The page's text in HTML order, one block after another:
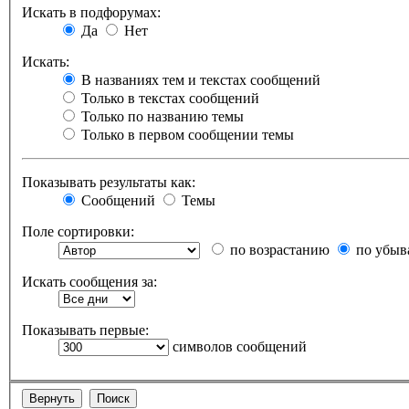
Искать в подфорумах:
Да
Нет
Искать:
В названиях тем и текстах сообщений
Только в текстах сообщений
Только по названию темы
Только в первом сообщении темы
Показывать результаты как:
Сообщений
Темы
Поле сортировки:
по возрастанию
по
Искать сообщения за:
Показывать первые:
символов сообщений